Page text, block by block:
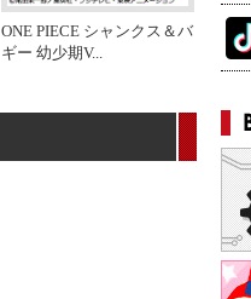
ONE PIECE シャンクス＆バ
ギー 幼少期V...